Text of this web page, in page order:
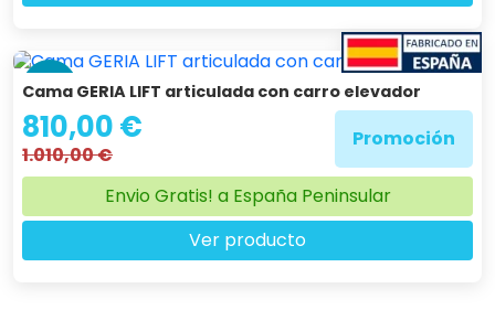
-20 %
Cama GERIA LIFT articulada con carro elevador
810,00 €
1.010,00 €
Promoción
Envio Gratis! a España Peninsular
Ver producto